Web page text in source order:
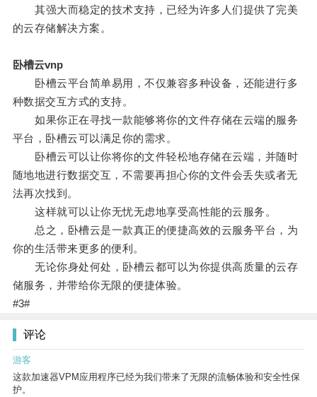
其强大而稳定的技术支持，已经为许多人们提供了完美
的云存储解决方案。
卧槽云vnp
卧槽云平台简单易用，不仅兼容多种设备，还能进行多
种数据交互方式的支持。
如果你正在寻找一款能够将你的文件存储在云端的服务
平台，卧槽云可以满足你的需求。
卧槽云可以让你将你的文件轻松地存储在云端，并随时
随地地进行数据交互，不需要再担心你的文件会丢失或者无
法再次找到。
这样就可以让你无忧无虑地享受高性能的云服务。
总之，卧槽云是一款真正的便捷高效的云服务平台，为
你的生活带来更多的便利。
无论你身处何处，卧槽云都可以为你提供高质量的云存
储服务，并带给你无限的便捷体验。
#3#
评论
游客
这款加速器VPM应用程序已经为我们带来了无限的流畅体验和安全性保
护。